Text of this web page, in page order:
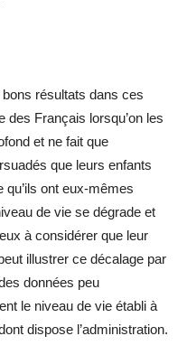
résultats dans ces
Français lorsqu’on les
et ne fait que
que leurs enfants
ont eux-mêmes
de vie se dégrade et
à considérer que leur
illustrer ce décalage par
données peu
le niveau de vie établi à
dispose l’administration.